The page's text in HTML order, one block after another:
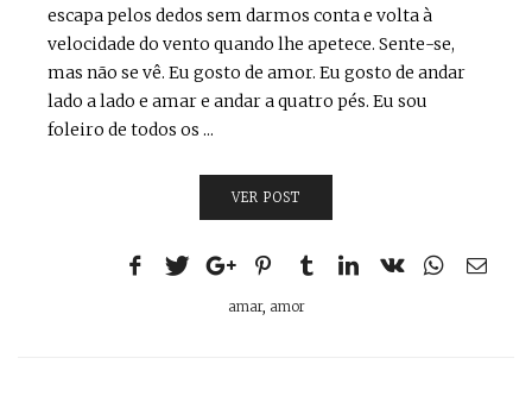
escapa pelos dedos sem darmos conta e volta à
velocidade do vento quando lhe apetece. Sente-se,
mas não se vê. Eu gosto de amor. Eu gosto de andar
lado a lado e amar e andar a quatro pés. Eu sou
foleiro de todos os ...
VER POST
amar, amor